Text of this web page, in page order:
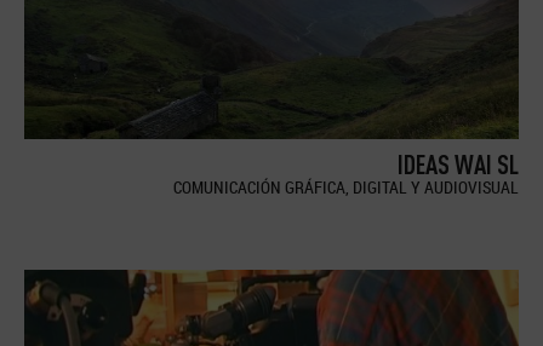
IDEAS WAI SL
COMUNICACIÓN GRÁFICA, DIGITAL Y AUDIOVISUAL